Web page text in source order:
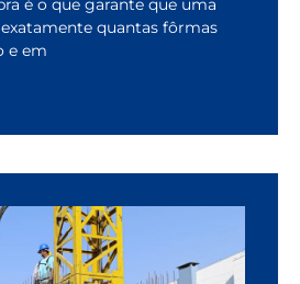
é o que garante que uma
quantas fôrmas
e em